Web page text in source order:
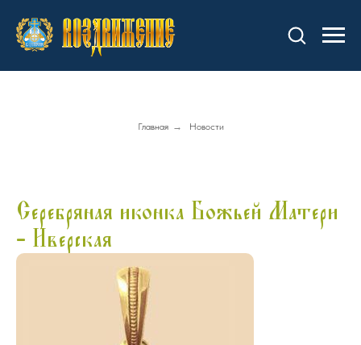
Главная → Новости
Серебряная иконка Божьей Матери
- Иверская